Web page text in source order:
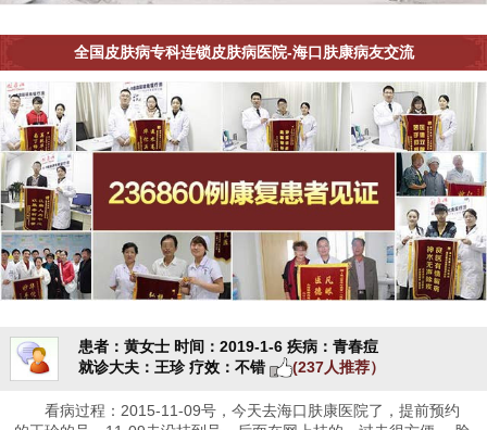
全国皮肤病专科连锁皮肤病医院-海口肤康病友交流
患者：黄女士 时间：2019-1-6 疾病：青春痘
就诊大夫：王珍 疗效：不错 (237人推荐）
看病过程：2015-11-09号，今天去海口肤康医院了，提前预约